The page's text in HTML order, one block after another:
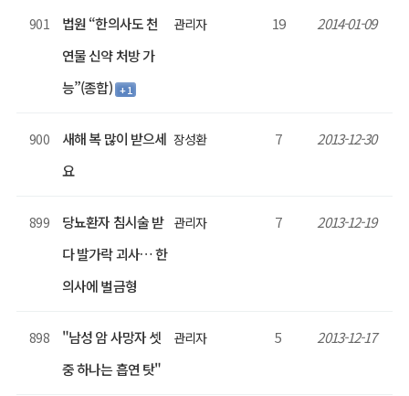
901
법원 “한의사도 천
연물 신약 처방 가
능”(종합) + 1
관리자 19 2014-01-09
900
새해 복 많이 받으세
요
장성환 7 2013-12-30
899
당뇨환자 침시술 받
다 발가락 괴사… 한
의사에 벌금형
관리자 7 2013-12-19
898
"남성 암 사망자 셋
중 하나는 흡연 탓"
관리자 5 2013-12-17